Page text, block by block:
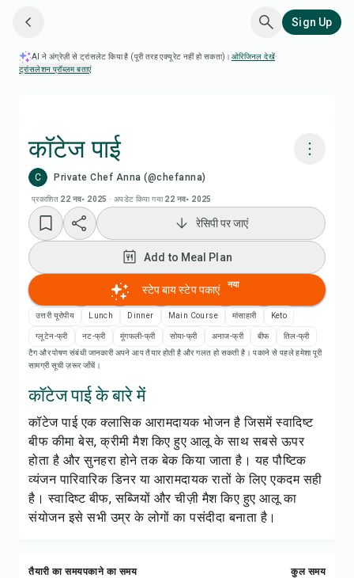
Sign Up
AI ने अंग्रेज़ी से ट्रांसलेट किया है (पूरी तरह एक्यूरेट नहीं हो सकता)। ओरिजिनल देखें·
ट्रांसलेशन प्रॉब्लम बताएं
कॉटेज पाई
C Private Chef Anna (@chefanna)
प्रकाशित 22 नव॰ 2025 ·अपडेट किया गया 22 नव॰ 2025
Add to Meal Plan
Add to Shopping List
रेसिपी नोट्स
रेसिपी प्रिंट करें
शेयर करें
रिपोर्ट करें
रेसिपी पर जाएं
Add to Meal Plan
स्टेप बाय स्टेप पकाएं नया
उत्तरी यूरोपीय Lunch Dinner Main Course मांसाहारी Keto
ग्लूटेन-फ्री नट-फ्री मूंगफली-फ्री सोया-फ्री अनाज-फ्री बीफ
तिल-फ्री
टैग और पोषण संबंधी जानकारी अपने आप तैयार होती है और गलत हो सकती है। पकाने से पहले हमेशा पूरी
सामग्री सूची ज़रूर जाँचें।
कॉटेज पाई के बारे में
कॉटेज पाई एक क्लासिक आरामदायक भोजन है जिसमें स्वादिष्ट
बीफ कीमा बेस, क्रीमी मैश किए हुए आलू के साथ सबसे ऊपर
होता है और सुनहरा होने तक बेक किया जाता है। यह पौष्टिक
व्यंजन पारिवारिक डिनर या आरामदायक रातों के लिए एकदम सही
है। स्वादिष्ट बीफ, सब्जियों और चीज़ी मैश किए हुए आलू का
संयोजन इसे सभी उम्र के लोगों का पसंदीदा बनाता है।
तैयारी का समयपकाने का समय
कुल समय